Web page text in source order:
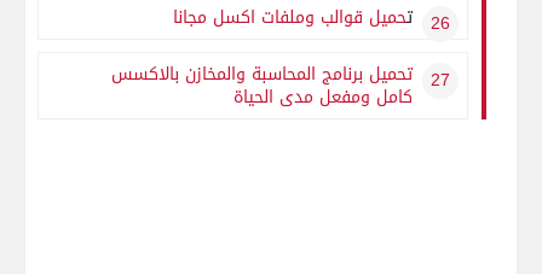
تحميل قوالب وملفات اكسل مجانا
تحميل برنامج المحاسبة والمخازن بالاكسس
كامل ومفعل مدى الحياة